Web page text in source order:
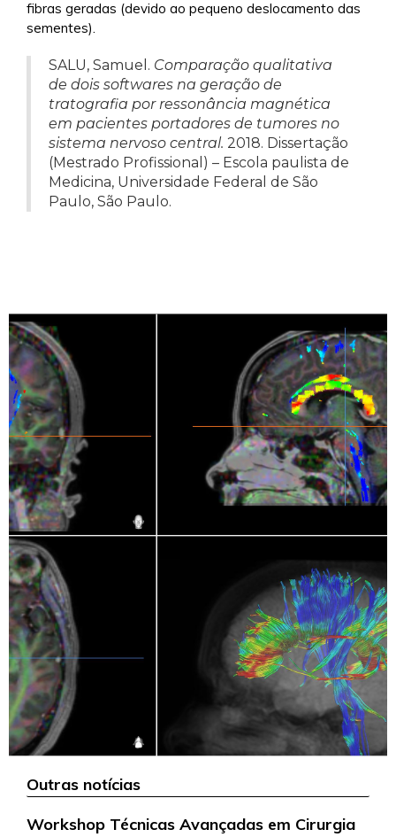
fibras geradas (devido ao pequeno deslocamento das
sementes).
SALU, Samuel. Comparação qualitativa
de dois softwares na geração de
tratografia por ressonância magnética
em pacientes portadores de tumores no
sistema nervoso central. 2018. Dissertação
(Mestrado Profissional) – Escola paulista de
Medicina, Universidade Federal de São
Paulo, São Paulo.
Outras notícias
Workshop Técnicas Avançadas em Cirurgia